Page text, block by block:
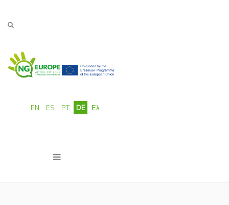
EN ES PT DE Ελ